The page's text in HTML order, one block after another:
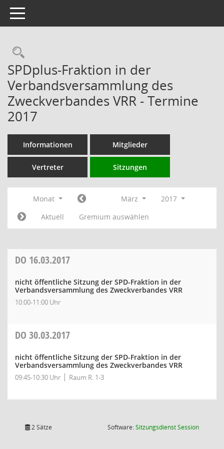
Toggle navigation
Rechercheauswahl
SPDplus-Fraktion in der
Verbandsversammlung des
Zweckverbandes VRR - Termine
2017
Informationen Mitglieder
Vertreter Sitzungen
Monat März
2017
Aktuell
Gremium auswählen
DO 16.03.2017
nicht öffentliche Sitzung der SPD-Fraktion in der
Verbandsversammlung des Zweckverbandes VRR
10:00-11:00 Uhr
DO 30.03.2017
nicht öffentliche Sitzung der SPD-Fraktion in der
Verbandsversammlung des Zweckverbandes VRR
09:45-10:30 Uhr Raum R. 1-3
2 Sätze Software:SitzungsdienstSession(Wird in